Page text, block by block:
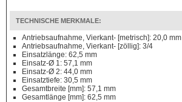
TECHNISCHE MERKMALE:
Antriebsaufnahme, Vierkant- [metrisch]: 20,0 mm
Antriebsaufnahme, Vierkant- [zöllig]: 3/4
Einsatzlänge: 62,5 mm
Einsatz-Ø 1: 57,1 mm
Einsatz-Ø 2: 44,0 mm
Einsatztiefe: 30,5 mm
Gesamtbreite [mm]: 57,1 mm
Gesamtlänge [mm]: 62,5 mm